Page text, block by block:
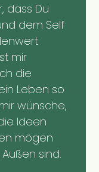
dass Du
dem Self
mir
die
Leben so
wünsche,
Ideen
mögen
sind.